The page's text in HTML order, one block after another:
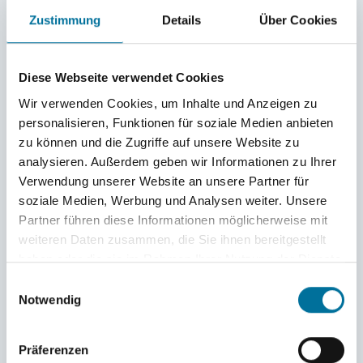
Zustimmung Details Über Cookies
Diese Webseite verwendet Cookies
Wir verwenden Cookies, um Inhalte und Anzeigen zu
personalisieren, Funktionen für soziale Medien anbieten
zu können und die Zugriffe auf unsere Website zu
analysieren. Außerdem geben wir Informationen zu Ihrer
Verwendung unserer Website an unsere Partner für
soziale Medien, Werbung und Analysen weiter. Unsere
Partner führen diese Informationen möglicherweise mit
weiteren Daten zusammen, die Sie ihnen bereitgestellt
haben oder die sie im Rahmen Ihrer Nutzung der Dienste
Notwendig
Präferenzen
Gedanke.
Mittlerweile kann man sich schon für keinen
wunderbare Momente erlebt hat. Ob „Pirates of the
Caribbean“ in der Karibik zu schauen, oben auf dem
Mast die Sonne untergehen zu sehen, Delfine am Schiff
vorbeispringen zu sehen oder in Grenada zu tauchen,
plus natürlich Etliches mehr.
Natürlich kommen auch manchmal schwere Zeiten,
aber diese gehen auch schnell wieder vorbei. Ich sage
gerade erlebt hat, nicht noch ein Mal und bringt einen
ein Stück weiter an sein Ziel. Jedes Tief schweißt die
Gruppe weiter zusammen.